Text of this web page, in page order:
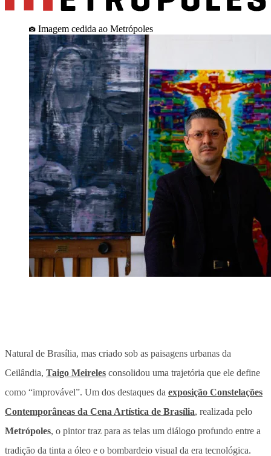
Imagem cedida ao Metrópoles
Natural de Brasília, mas criado sob as paisagens urbanas da
Ceilândia, Taigo Meireles consolidou uma trajetória que ele define
como “improvável”. Um dos destaques da exposição Constelações
Contemporâneas da Cena Artística de Brasília, realizada pelo
Metrópoles, o pintor traz para as telas um diálogo profundo entre a
tradição da tinta a óleo e o bombardeio visual da era tecnológica.